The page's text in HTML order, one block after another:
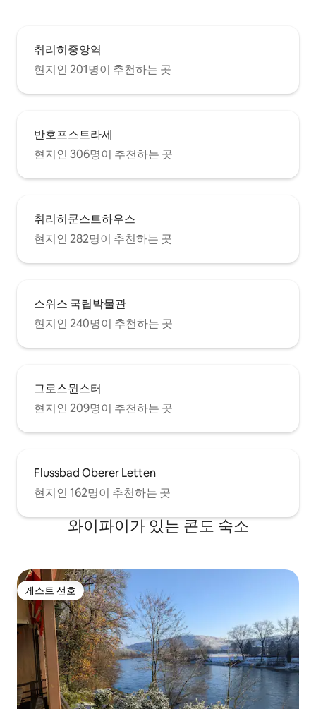
취리히중앙역
현지인 201명이 추천하는 곳
반호프스트라세
현지인 306명이 추천하는 곳
취리히쿤스트하우스
현지인 282명이 추천하는 곳
스위스 국립박물관
현지인 240명이 추천하는 곳
그로스뮌스터
현지인 209명이 추천하는 곳
Flussbad Oberer Letten
현지인 162명이 추천하는 곳
와이파이가 있는 콘도 숙소
게스트 선호
게스트 선호